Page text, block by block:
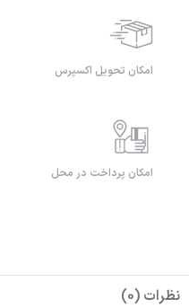
امکان تحویل اکسپرس
امکان پرداخت در محل
نظرات (0)